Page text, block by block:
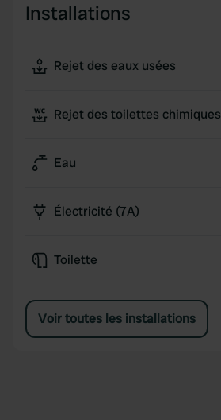
Installations
Rejet des eaux usées
Rejet des toilettes chimiques
Eau
Électricité (7A)
Toilette
Voir toutes les installations